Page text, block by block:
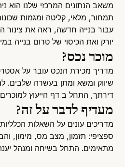
משאב הנתונים המרכזי שלנו הוא
תמחור, מלאי, קליטה ומגמות
עבור בנייה חדשה, ראה את צינור
יורק ואת הכיסוי של טרום בנייה
מוכר נכס?
מדריך מכירת הנכס עובר על
שיווק ומשא ומתן בעשרה שלבים.
דירתך, התחל ב דף הייעוץ
מעדיף לדבר על זה?
מדריכים עונים על השאלות
ספציפי: תזמון, מצב מס, מימון,
מתאימים. התחל בשיחה ומנהל